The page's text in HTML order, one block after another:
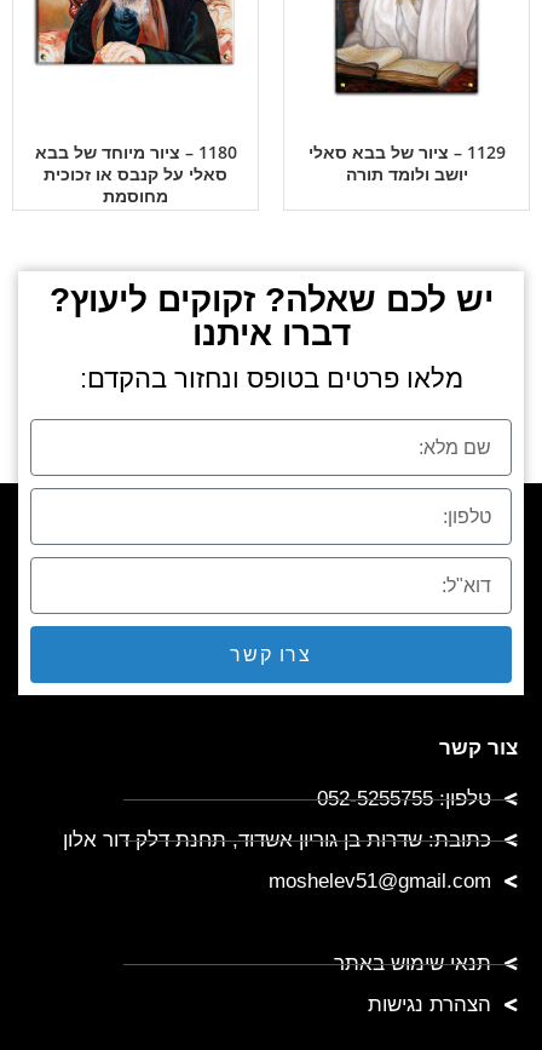
1129 – ציור של בבא סאלי
יושב ולומד תורה
1180 – ציור מיוחד של בבא
סאלי על קנבס או זכוכית
מחוסמת
יש לכם שאלה? זקוקים ליעוץ?
דברו איתנו
מלאו פרטים בטופס ונחזור בהקדם:
צרו קשר
צור קשר
טלפון: 052-5255755
כתובת: שדרות בן גוריון אשדוד, תחנת דלק דור אלון
moshelev51@gmail.com
תנאי שימוש באתר
הצהרת נגישות